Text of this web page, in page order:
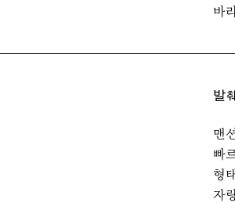
바
발췌
맨
빠
형
자